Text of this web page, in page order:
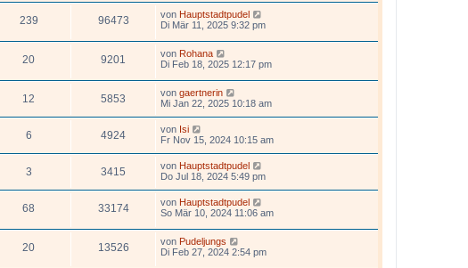
239 96473 von Hauptstadtpudel
Di Mär 11, 2025 9:32 pm
20 9201 von Rohana
Di Feb 18, 2025 12:17 pm
12 5853 von gaertnerin
Mi Jan 22, 2025 10:18 am
6 4924 von Isi
Fr Nov 15, 2024 10:15 am
3 3415 von Hauptstadtpudel
Do Jul 18, 2024 5:49 pm
68 33174 von Hauptstadtpudel
So Mär 10, 2024 11:06 am
20 13526 von Pudeljungs
Di Feb 27, 2024 2:54 pm